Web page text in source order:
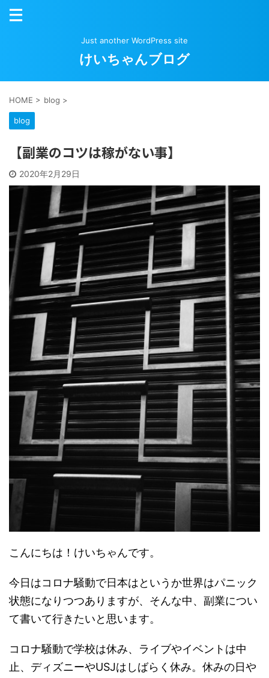
Just another WordPress site
けいちゃんブログ
HOME > blog >
blog
【副業のコツは稼がない事】
2020年2月29日
こんにちは！けいちゃんです。
今日はコロナ騒動で日本はというか世界はパニック
状態になりつつありますが、そんな中、副業につい
て書いて行きたいと思います。
コロナ騒動で学校は休み、ライブやイベントは中
止、ディズニーやUSJはしばらく休み。休みの日や